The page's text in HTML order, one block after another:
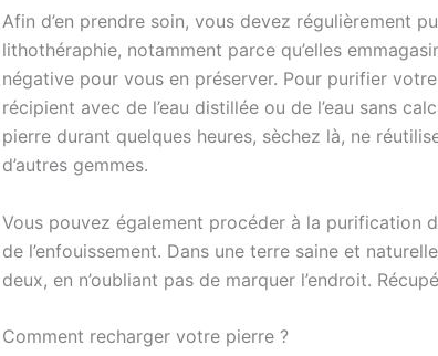
Afin d’en prendre soin, vous devez régulièrement
lithothéraphie, notamment parce qu’elles
négative pour vous en préserver. Pour purifier
récipient avec de l’eau distillée ou de l’eau sans
pierre durant quelques heures, sèchez là, ne
d’autres gemmes.
Vous pouvez également procéder à la purification
de l’enfouissement. Dans une terre saine et
deux, en n’oubliant pas de marquer l’endroit.
Comment recharger votre pierre ?